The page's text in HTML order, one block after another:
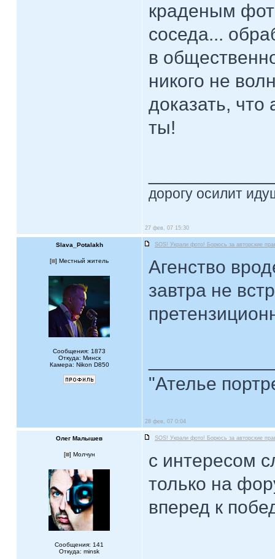
краденым
соседа...
в
никого не
доказать, что
ты!
дорогу осилит
27 фев, 07 15:30
Slava_Potalakh SOS! Украли фото! Борюсь за авторские
[ ] Местный житель
Сообщения: 1873
Откуда: Минск
Камера: Nikon D850
Агенство
завтра не
"Ателье
28 фев, 07 0:04
Олег Малышев SOS! Украли фото! Борюсь за авторские
[ ] Молчун
Сообщения: 141
Откуда: minsk
с интересом
только на
вперед к